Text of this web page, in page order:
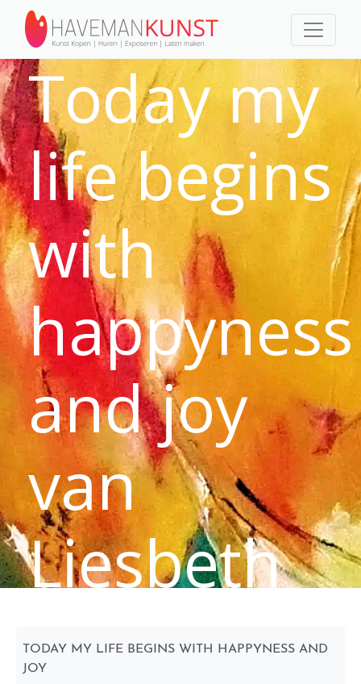
Today my
life begins
with
happyness
and joy
van
Liesbeth
TODAY MY LIFE BEGINS WITH HAPPYNESS AND
JOY